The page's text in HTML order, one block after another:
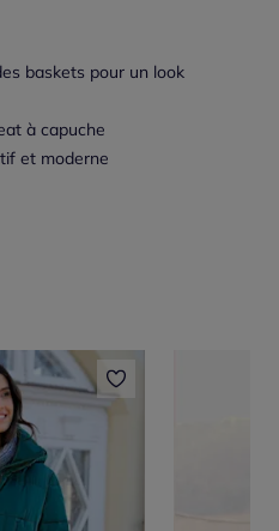
baskets pour un look
à capuche
et moderne